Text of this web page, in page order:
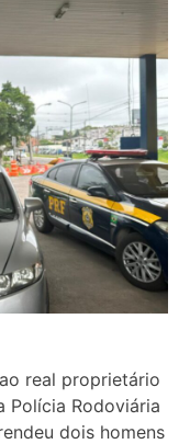
real proprietário
Polícia Rodoviária
dois homens